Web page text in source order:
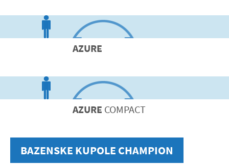
AZURE
AZURE COMPACT
BAZENSKE KUPOLE CHAMPION